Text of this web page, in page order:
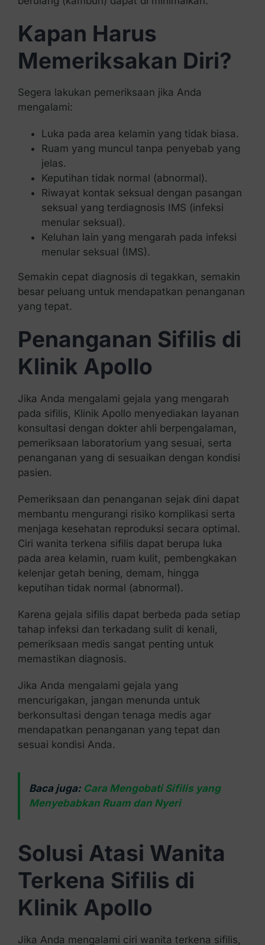
Kapan Harus
Memeriksakan Diri?
Segera lakukan pemeriksaan jika Anda
mengalami:
Luka pada area kelamin yang tidak biasa.
Ruam yang muncul tanpa penyebab yang
jelas.
Keputihan tidak normal (abnormal).
Riwayat kontak seksual dengan pasangan
seksual yang terdiagnosis IMS (infeksi
menular seksual).
Keluhan lain yang mengarah pada infeksi
menular seksual (IMS).
Semakin cepat diagnosis di tegakkan, semakin
besar peluang untuk mendapatkan penanganan
yang tepat.
Penanganan Sifilis di
Klinik Apollo
Jika Anda mengalami gejala yang mengarah
pada sifilis, Klinik Apollo menyediakan layanan
konsultasi dengan dokter ahli berpengalaman,
pemeriksaan laboratorium yang sesuai, serta
penanganan yang di sesuaikan dengan kondisi
pasien.
Pemeriksaan dan penanganan sejak dini dapat
membantu mengurangi risiko komplikasi serta
menjaga kesehatan reproduksi secara optimal.
Ciri wanita terkena sifilis dapat berupa luka
pada area kelamin, ruam kulit, pembengkakan
kelenjar getah bening, demam, hingga
keputihan tidak normal (abnormal).
Karena gejala sifilis dapat berbeda pada setiap
tahap infeksi dan terkadang sulit di kenali,
pemeriksaan medis sangat penting untuk
memastikan diagnosis.
Jika Anda mengalami gejala yang
mencurigakan, jangan menunda untuk
berkonsultasi dengan tenaga medis agar
mendapatkan penanganan yang tepat dan
sesuai kondisi Anda.
Baca juga: Cara Mengobati Sifilis yang
Menyebabkan Ruam dan Nyeri
Solusi Atasi Wanita
Terkena Sifilis di
Klinik Apollo
Jika Anda mengalami ciri wanita terkena sifilis,